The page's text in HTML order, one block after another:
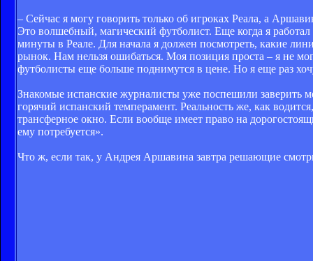
– Сейчас я могу говорить только об игроках Реала, а
Это волшебный, магический футболист. Еще когда я
минуты в Реале. Для начала я должен посмотреть, какие
рынок. Нам нельзя ошибаться. Моя позиция проста – я не
футболисты еще больше поднимутся в цене. Но я еще раз
Знакомые испанские журналисты уже поспешили заверить
горячий испанский темперамент. Реальность же, как
трансферное окно. Если вообще имеет право на
ему потребуется».
Что ж, если так, у Андрея Аршавина завтра решающие